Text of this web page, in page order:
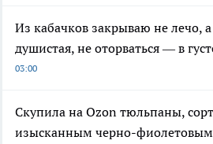
Из кабачков закрываю не лечо,
душистая, не оторваться — в
03:00
Скупила на Ozon тюльпаны,
изысканным черно-